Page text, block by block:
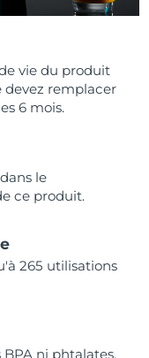
vie du produit
devez remplacer
6 mois.
le
ce produit.
265 utilisations
BPA ni phtalates,